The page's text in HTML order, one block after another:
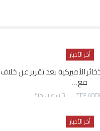
أخر الأخبار
الأميركية بعد تقرير عن خلاف
مع…
AWATEF ABDELHAMED 3 ساعات منذ
أخر الأخبار